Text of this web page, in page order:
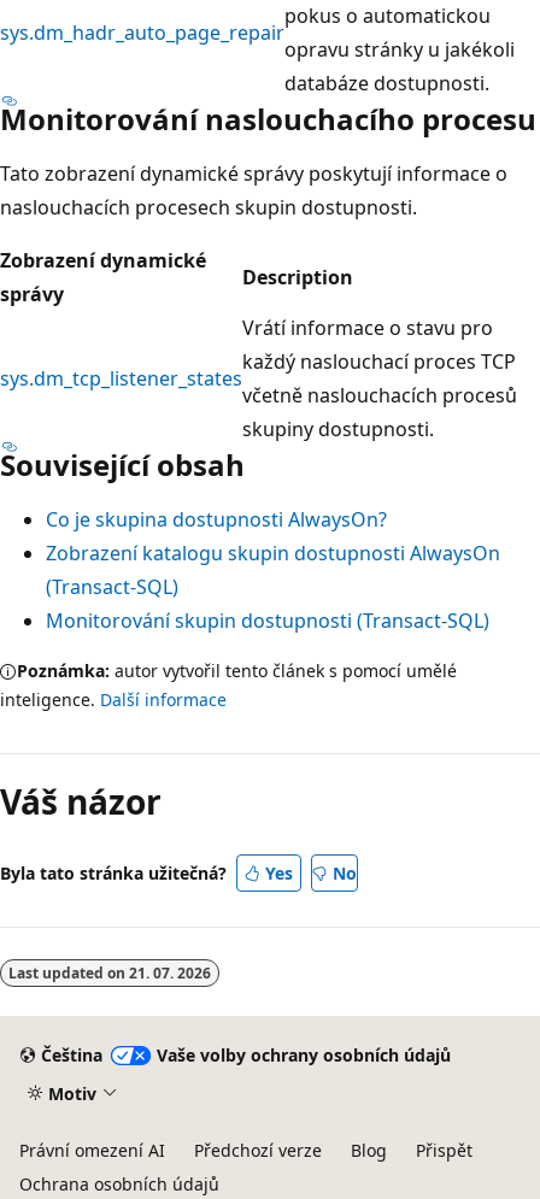
sys.dm_hadr_auto_page_repair
pokus o automatickou
opravu stránky u jakékoli
databáze dostupnosti.
Monitorování naslouchacího procesu
Tato zobrazení dynamické správy poskytují informace o
naslouchacích procesech skupin dostupnosti.
Zobrazení dynamické
správy
Description
sys.dm_tcp_listener_states
Vrátí informace o stavu pro
každý naslouchací proces TCP
včetně naslouchacích procesů
skupiny dostupnosti.
Související obsah
Co je skupina dostupnosti AlwaysOn?
Zobrazení katalogu skupin dostupnosti AlwaysOn
(Transact-SQL)
Monitorování skupin dostupnosti (Transact-SQL)
Poznámka: autor vytvořil tento článek s pomocí umělé
inteligence. Další informace
Váš názor
Byla tato stránka užitečná? Yes No
Last updated on 21. 07. 2026
Čeština
Vaše volby ochrany osobních údajů
Motiv
Právní omezení AI Předchozí verze Blog
Přispět
Ochrana osobních údajů